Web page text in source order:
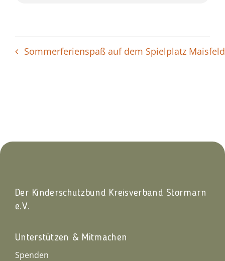
Sommerferienspaß auf dem Spielplatz
Der Kinderschutzbund Kreisverband Stormarn
e.V.
Unterstützen & Mitmachen
Spenden